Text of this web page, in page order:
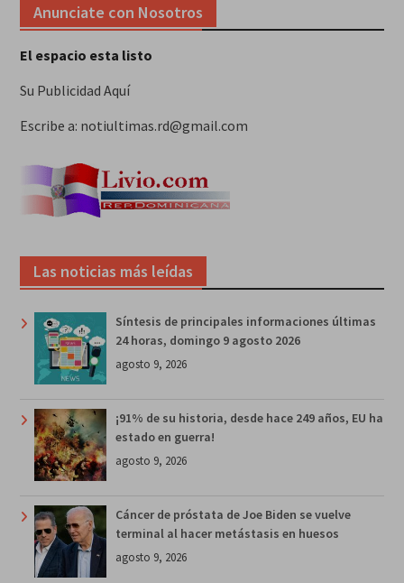
Anunciate con Nosotros
El espacio esta listo
Su Publicidad Aquí
Escribe a: notiultimas.rd@gmail.com
Las noticias más leídas
Síntesis de principales informaciones últimas
24 horas, domingo 9 agosto 2026
agosto 9, 2026
¡91% de su historia, desde hace 249 años, EU ha
estado en guerra!
agosto 9, 2026
Cáncer de próstata de Joe Biden se vuelve
terminal al hacer metástasis en huesos
agosto 9, 2026